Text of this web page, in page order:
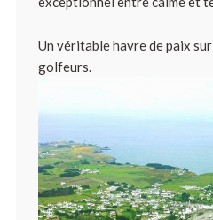
Un véritable havre de paix
golfeurs.